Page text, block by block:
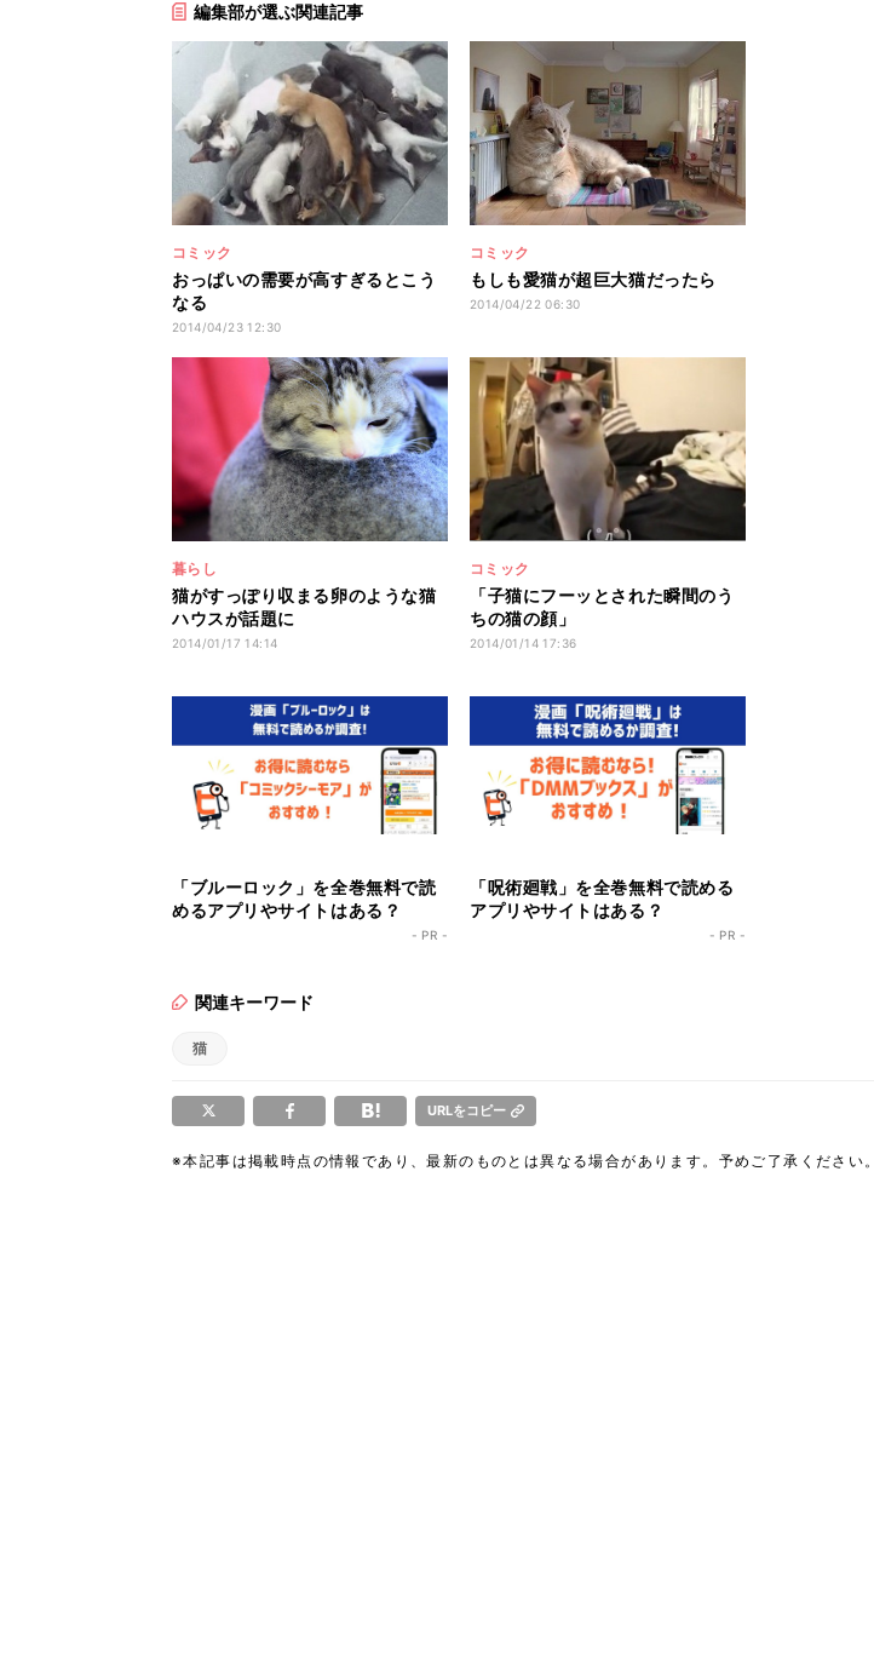
編集部が選ぶ関連記事
コミック
おっぱいの需要が高すぎるとこう
なる
2014/04/23 12:30
コミック
もしも愛猫が超巨大猫だったら
2014/04/22 06:30
暮らし
猫がすっぽり収まる卵のような猫
ハウスが話題に
2014/01/17 14:14
コミック
「子猫にフーッとされた瞬間のう
ちの猫の顔」
2014/01/14 17:36
「ブルーロック」を全巻無料で読
めるアプリやサイトはある？
- PR -
「呪術廻戦」を全巻無料で読める
アプリやサイトはある？
- PR -
関連キーワード
猫
URLをコピー
※本記事は掲載時点の情報であり、最新のものとは異なる場合があります。予めご了承ください。